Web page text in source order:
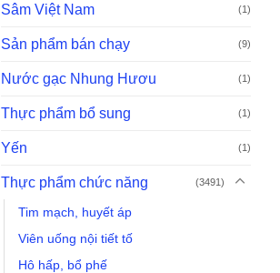
Sâm Việt Nam (1)
Sản phẩm bán chạy (9)
Nước gạc Nhung Hươu (1)
Thực phẩm bổ sung (1)
Yến (1)
Thực phẩm chức năng (3491)
Tim mạch, huyết áp
Viên uống nội tiết tố
Hô hấp, bổ phế